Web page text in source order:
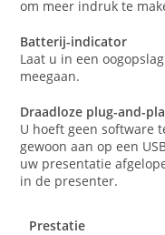
om meer indruk te
Batterij-indicator
Laat u in een
meegaan.
Draadloze plug-and-
U hoeft geen software
gewoon aan op een
uw presentatie
in de presenter.
Prestatie